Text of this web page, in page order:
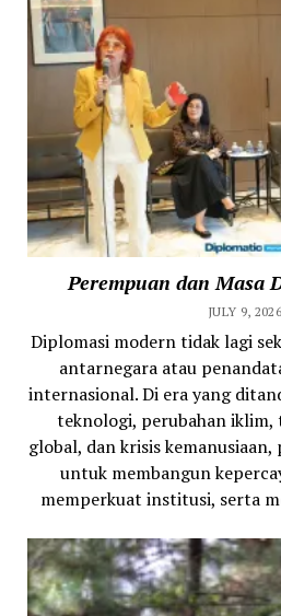
Perempuan dan Masa
JULY 9, 2026
Diplomasi modern tidak lagi
antarnegara atau
internasional. Di era yang
teknologi, perubahan
global, dan krisis
untuk membangun
memperkuat institusi, serta